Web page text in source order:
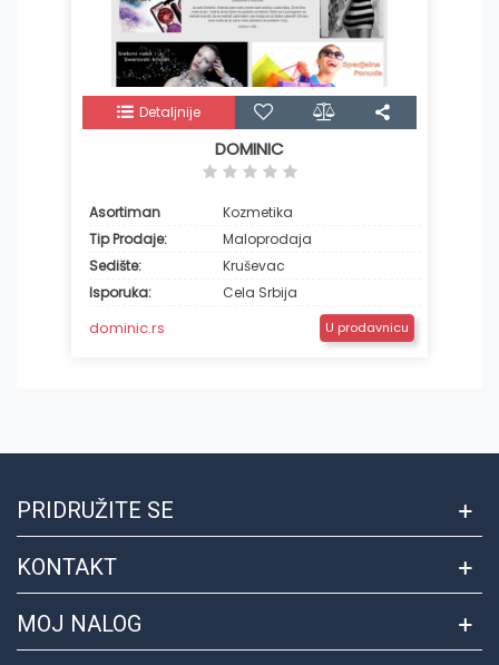
Detaljnije
DOMINIC
Asortiman
Kozmetika
Tip Prodaje:
Maloprodaja
Sedište:
Kruševac
Isporuka:
Cela Srbija
dominic.rs U prodavnicu
PRIDRUŽITE SE
KONTAKT
MOJ NALOG